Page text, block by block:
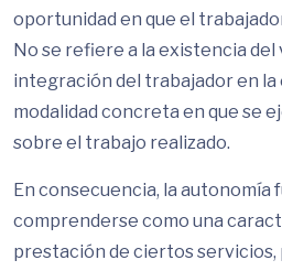
oportunidad en que el
No se refiere a la existencia del
integración del trabajador en la
modalidad concreta en que se
sobre el trabajo realizado.
En consecuencia, la autonomía
comprenderse como una
prestación de ciertos servicios,